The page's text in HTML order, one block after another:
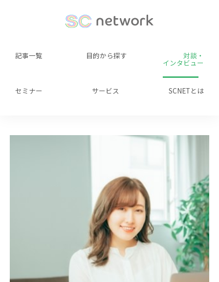
記事一覧 目的から探す 対談・
インタビュー
セミナー サービス SCNETとは